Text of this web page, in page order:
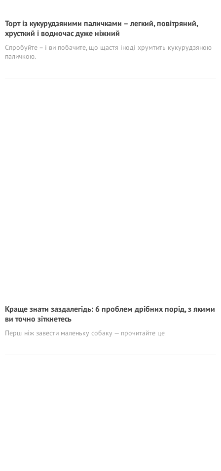
Торт із кукурудзяними паличками – легкий, повітряний,
хрусткий і водночас дуже ніжний
Спробуйте – і ви побачите, що щастя іноді хрумтить кукурудзяною
паличкою.
Краще знати заздалегідь: 6 проблем дрібних порід, з якими
ви точно зіткнетесь
Перш ніж завести маленьку собаку — прочитайте це